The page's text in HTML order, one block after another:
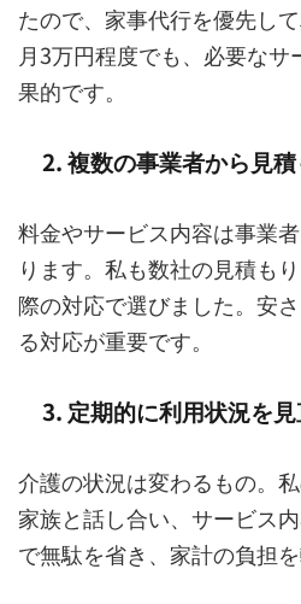
たので、家事代行を優先し
月3万円程度でも、必要な
果的です。
2. 複数の事業者から見
料金やサービス内容は事業
ります。私も数社の見積も
際の対応で選びました。安
る対応が重要です。
3. 定期的に利用状況を
介護の状況は変わるもの。
家族と話し合い、サービス
で無駄を省き、家計の負担を